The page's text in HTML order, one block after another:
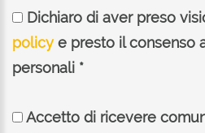
Dichiaro di aver preso
policye presto il consenso
personali *
Accetto di ricevere